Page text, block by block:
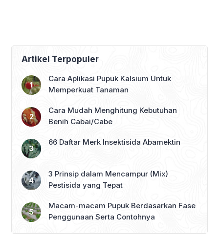
Artikel Terpopuler
Cara Aplikasi Pupuk Kalsium Untuk
Memperkuat Tanaman
Cara Mudah Menghitung Kebutuhan
Benih Cabai/Cabe
66 Daftar Merk Insektisida Abamektin
3 Prinsip dalam Mencampur (Mix)
Pestisida yang Tepat
Macam-macam Pupuk Berdasarkan Fase
Penggunaan Serta Contohnya